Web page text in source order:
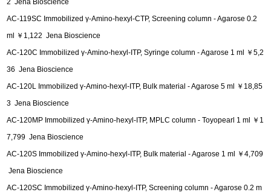
2 Jena Bioscience
AC-119SC Immobilized γ-Amino-hexyl-CTP, Screening column - Agarose 0.2
ml ￥1,122 Jena Bioscience
AC-120C Immobilized γ-Amino-hexyl-ITP, Syringe column - Agarose 1 ml ￥5,2
36 Jena Bioscience
AC-120L Immobilized γ-Amino-hexyl-ITP, Bulk material - Agarose 5 ml ￥18,85
3 Jena Bioscience
AC-120MP Immobilized γ-Amino-hexyl-ITP, MPLC column - Toyopearl 1 ml ￥1
7,799 Jena Bioscience
AC-120S Immobilized γ-Amino-hexyl-ITP, Bulk material - Agarose 1 ml ￥4,709
Jena Bioscience
AC-120SC Immobilized γ-Amino-hexyl-ITP, Screening column - Agarose 0.2 m